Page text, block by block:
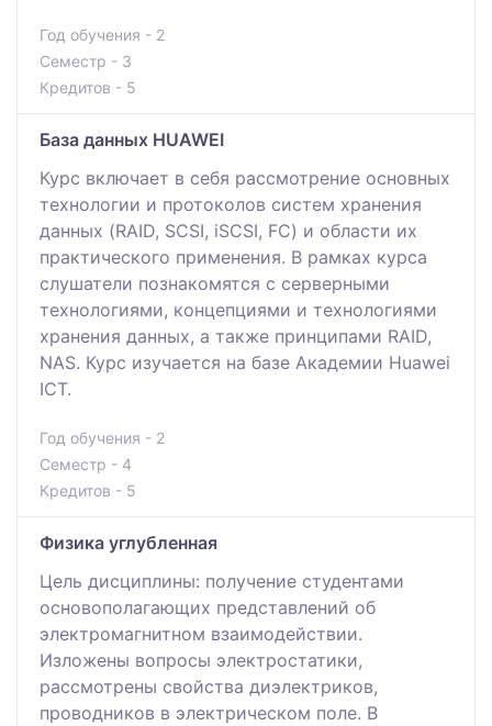
Год обучения - 2
Семестр - 3
Кредитов - 5
База данных HUAWEI
Курс включает в себя рассмотрение основных
технологии и протоколов систем хранения
данных (RAID, SCSI, iSCSI, FC) и области их
практического применения. В рамках курса
слушатели познакомятся с серверными
технологиями, концепциями и технологиями
хранения данных, а также принципами RAID,
NAS. Курс изучается на базе Академии Huawei
ICT.
Год обучения - 2
Семестр - 4
Кредитов - 5
Физика углубленная
Цель дисциплины: получение студентами
основополагающих представлений об
электромагнитном взаимодействии.
Изложены вопросы электростатики,
рассмотрены свойства диэлектриков,
проводников в электрическом поле. В